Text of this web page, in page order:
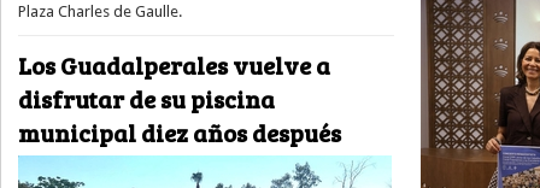
Plaza Charles de Gaulle.
Los Guadalperales vuelve a
disfrutar de su piscina
municipal diez años después